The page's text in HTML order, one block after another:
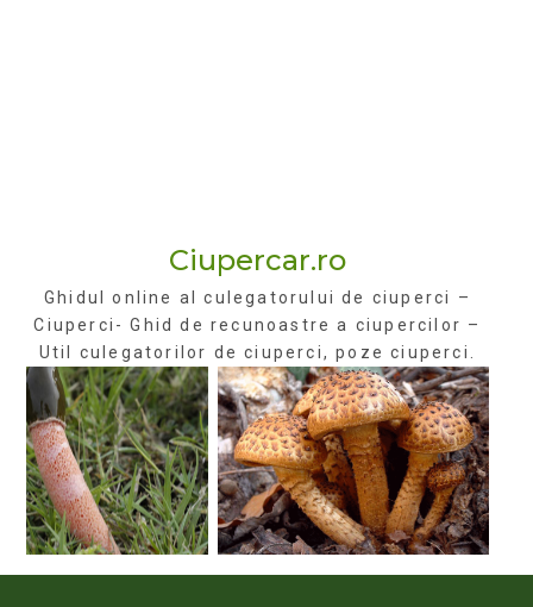
Ciupercar.ro
Ghidul online al culegatorului de ciuperci –
Ciuperci- Ghid de recunoastre a ciupercilor –
Util culegatorilor de ciuperci, poze ciuperci.